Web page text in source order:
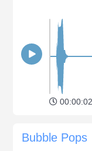
00:00:02
Bubble Pops